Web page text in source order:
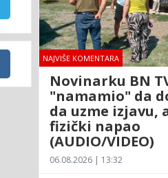
NAJVIŠE KOMENTARA
Novinarku BN
"namamio" da
da uzme izjavu,
fizički napao
(AUDIO/VIDEO)
06.08.2026 | 13:32